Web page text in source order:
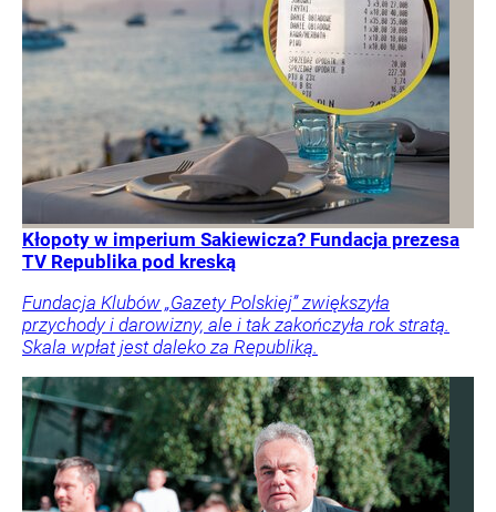
Kłopoty w imperium Sakiewicza? Fundacja prezesa
TV Republika pod kreską
Fundacja Klubów „Gazety Polskiej” zwiększyła
przychody i darowizny, ale i tak zakończyła rok stratą.
Skala wpłat jest daleko za Republiką.